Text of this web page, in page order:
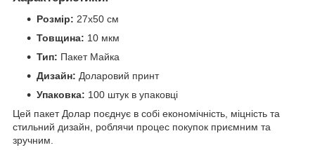
Розмір: 27х50 см
Товщина: 10 мкм
Тип: Пакет Майка
Дизайн: Доларовий принт
Упаковка: 100 штук в упаковці
Цей пакет Долар поєднує в собі економічність, міцність та
стильний дизайн, роблячи процес покупок приємним та
зручним.